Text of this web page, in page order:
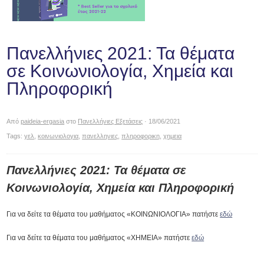
Πανελλήνιες 2021: Τα θέματα
σε Κοινωνιολογία, Χημεία και
Πληροφορική
Απόpaideia-ergasia στο Πανελλήνιες Εξετάσεις · 18/06/2021
Tags:γελ ,κοινωνιολογια ,πανελληνιες ,πληροφορικη ,χημεια
Πανελλήνιες 2021: Τα θέματα σε
Κοινωνιολογία, Χημεία και Πληροφορική
Για να δείτε τα θέματα του μαθήματος «ΚΟΙΝΩΝΙΟΛΟΓΙΑ» πατήστεεδώ
Για να δείτε τα θέματα του μαθήματος «ΧΗΜΕΙΑ» πατήστεεδώ